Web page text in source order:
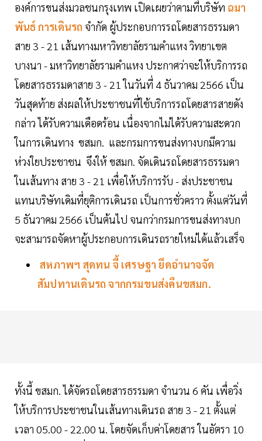
องค์การขนส่งมวลชนกรุงเทพ เปิดเผยว่าตามที่บริษัท ฉมา
พันธ์ การเดินรถ จำกัด ผู้ประกอบการรถโดยสารธรรมดา
สาย 3 - 21 เส้นทางมหาวิทยาลัยรามคำแหง วิทยาเขต
บางนา - มหาวิทยาลัยรามคำแหง ประกาศว่าจะให้บริการรถ
โดยสารธรรมดาสาย 3 - 21 ในวันที่ 4 ธันวาคม 2566 เป็น
วันสุดท้าย ส่งผลให้ประชาชนที่ใช้บริการรถโดยสารสายดัง
กล่าว ได้รับความเดือดร้อน เนื่องจากไม่ได้รับความสะดวก
ในการเดินทาง ขสมก. และกรมการขนส่งทางบกมีความ
ห่วงใยประชาชน จึงให้ ขสมก. จัดเดินรถโดยสารธรรมดา
ในเส้นทาง สาย 3 - 21 เพื่อให้บริการรับ - ส่งประชาชน
แทนบริษัทเดิมที่ยุติการเดินรถ เป็นการชั่วคราว ตั้งแต่วันที่
5 ธันวาคม 2566 เป็นต้นไป จนกว่ากรมการขนส่งทางบก
จะสามารถจัดหาผู้ประกอบการเดินรถรายใหม่ได้แล้วเสร็จ
สหภาพฯ สุดทน จี้ เศรษฐา ยึดอำนาจจัด
สัมปทานเดินรถ จากกรมขนส่งคืนขสมก.
ทั้งนี้ ขสมก. ได้จัดรถโดยสารธรรมดา จำนวน 6 คัน เพื่อวิ่ง
ให้บริการประชาชนในเส้นทางเดินรถ สาย 3 - 21 ตั้งแต่
เวลา 05.00 - 22.00 น. โดยจัดเก็บค่าโดยสาร ในอัตรา 10